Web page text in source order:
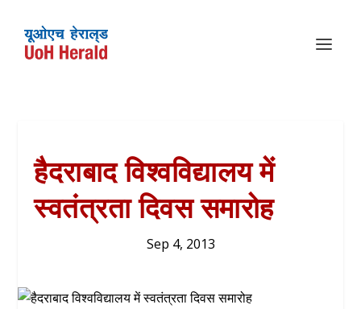
हैदराबाद विश्वविद्यालय में
स्वतंत्रता दिवस समारोह
Sep 4, 2013